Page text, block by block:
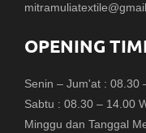
OPENING
Senin – Jum'at : 08.30
Sabtu : 08.30 – 14.00
Minggu dan Tanggal